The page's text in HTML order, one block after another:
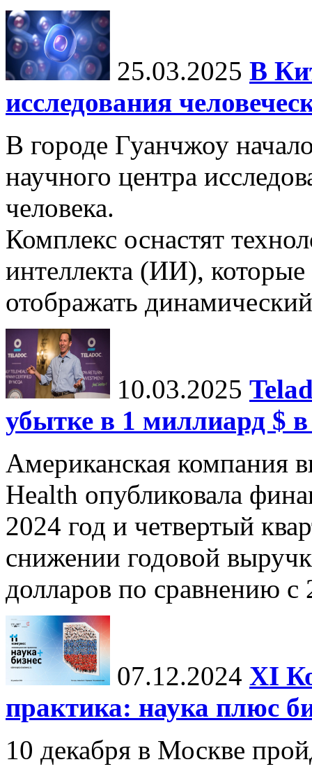
25.03.2025 В
исследования
В городе Гуанчжоу
научного центра
человека.
Комплекс оснастят
интеллекта (ИИ),
отображать
10.03.2025
убытке в 1 миллиард $ в
Американская компания
Health опубликовала
2024 год и четвертый
снижении годовой
долларов по сравнению с
07.12.2024 ХI
практика: наука плюс
10 декабря в Москве